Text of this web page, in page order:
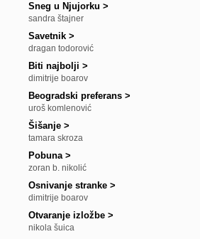
Sneg u Njujorku >
sandra štajner
Savetnik >
dragan todorović
Biti najbolji >
dimitrije boarov
Beogradski preferans >
uroš komlenović
Šišanje >
tamara skroza
Pobuna>
zoran b. nikolić
Osnivanje stranke >
dimitrije boarov
Otvaranje izložbe >
nikola šuica